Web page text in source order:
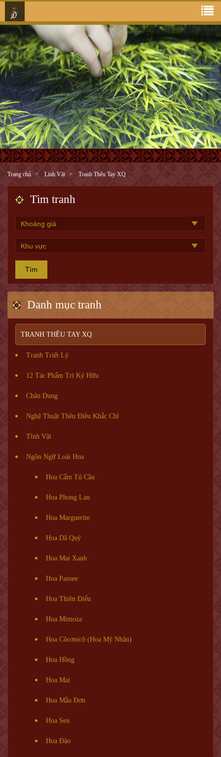
Trang chủ Linh Vật Tranh Thêu Tay XQ
Tìm tranh
Tìm
Danh mục tranh
TRANH THÊU TAY XQ
Tranh Triết Lý
12 Tác Phẩm Tri Kỷ Hữu
Chân Dung
Nghệ Thuật Thêu Điêu Khắc Chỉ
Tĩnh Vật
Ngôn Ngữ Loài Hoa
Hoa Cẩm Tú Cầu
Hoa Phong Lan
Hoa Marguerite
Hoa Dã Quỳ
Hoa Mai Xanh
Hoa Pansee
Hoa Thiên Điểu
Hoa Mimoza
Hoa Côcơnicô (Hoa Mỹ Nhân)
Hoa Hồng
Hoa Mai
Hoa Mẫu Đơn
Hoa Sen
Hoa Đào